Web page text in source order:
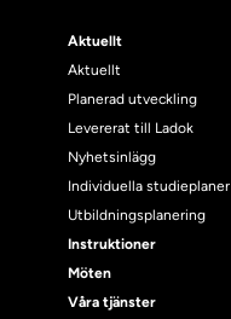
Aktuellt
Aktuellt
Planerad utveckling
Levererat till Ladok
Nyhetsinlägg
Individuella studieplaner
Utbildningsplanering
Instruktioner
Möten
Våra tjänster